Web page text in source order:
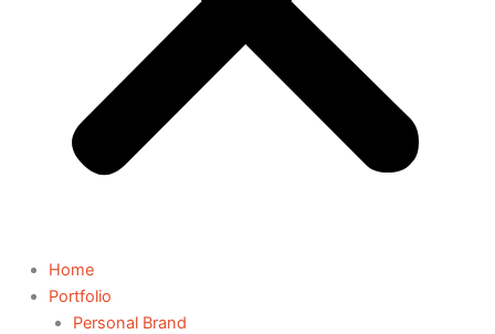
Home
Portfolio
Personal Brand